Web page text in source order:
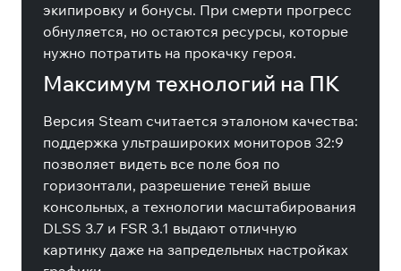
экипировку и бонусы. При смерти прогресс
обнуляется, но остаются ресурсы, которые
нужно потратить на прокачку героя.
Максимум технологий на ПК
Версия Steam считается эталоном качества:
поддержка ультрашироких мониторов 32:9
позволяет видеть все поле боя по
горизонтали, разрешение теней выше
консольных, а технологии масштабирования
DLSS 3.7 и FSR 3.1 выдают отличную
картинку даже на запредельных настройках